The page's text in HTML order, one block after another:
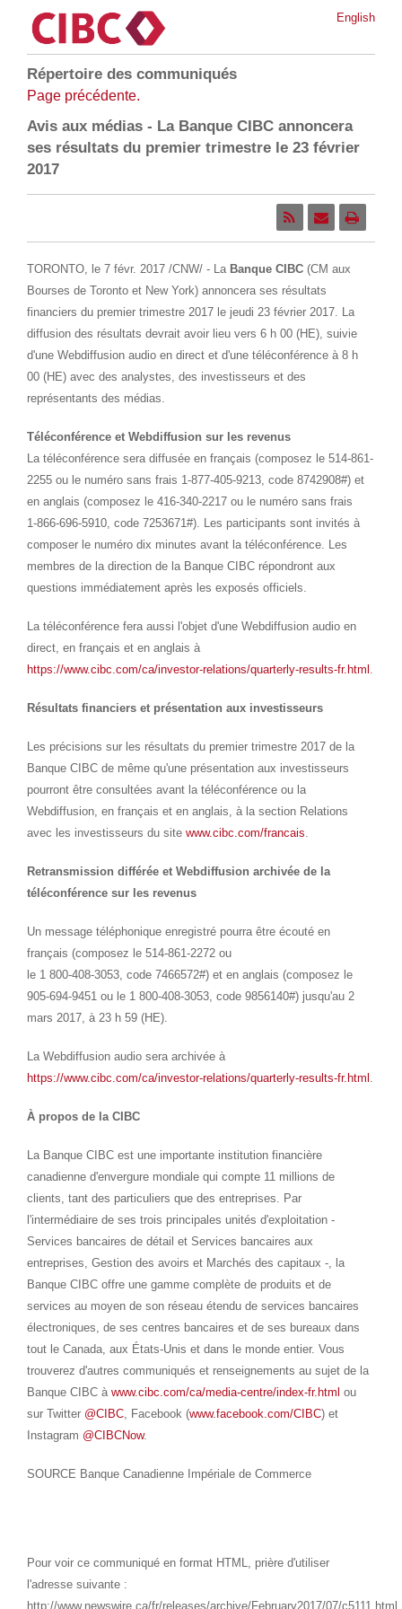
English
Répertoire des communiqués
Page précédente.
Avis aux médias - La Banque CIBC annoncera
ses résultats du premier trimestre le 23 février
2017
TORONTO, le 7 févr. 2017 /CNW/ - La Banque CIBC (CM aux
Bourses deToronto et New York) annoncera ses résultats
financiers du premier trimestre 2017 le jeudi 23 février 2017. La
diffusion des résultats devrait avoir lieu vers 6 h 00 (HE), suivie
d'une Webdiffusion audio en direct et d'une téléconférence à 8 h
00 (HE) avec des analystes, des investisseurs et des
représentants des médias.
Téléconférence et Webdiffusion sur les revenus
La téléconférence sera diffusée en français (composez le 514-861-
2255 ou le numéro sans frais 1-877-405-9213, code 8742908#) et
en anglais (composez le 416-340-2217 ou le numéro sans frais
1-866-696-5910, code 7253671#). Les participants sont invités à
composer le numéro dix minutes avant la téléconférence. Les
membres de la direction de la Banque CIBC répondront aux
questions immédiatement après les exposés officiels.
La téléconférence fera aussi l'objet d'une Webdiffusion audio en
direct, en français et en anglais à
https://www.cibc.com/ca/investor-relations/quarterly-results-fr.html .
Résultats financiers et présentation aux investisseurs
Les précisions sur les résultats du premier trimestre 2017 de la
Banque CIBC de même qu'une présentation aux investisseurs
pourront être consultées avant la téléconférence ou la
Webdiffusion, en français et en anglais, à la section Relations
avec les investisseurs du sitewww.cibc.com/francais.
Retransmission différée et Webdiffusion archivée de la
téléconférence sur les revenus
Un message téléphonique enregistré pourra être écouté en
français (composez le 514-861-2272 ou
le 1 800-408-3053, code 7466572#) et en anglais (composez le
905-694-9451 ou le 1 800-408-3053, code 9856140#) jusqu'au 2
mars 2017, à 23 h 59 (HE).
La Webdiffusion audio sera archivée à
https://www.cibc.com/ca/investor-relations/quarterly-results-fr.html .
À propos de la CIBC
La Banque CIBC est une importante institution financière
canadienne d'envergure mondiale qui compte 11 millions de
clients, tant des particuliers que des entreprises. Par
l'intermédiaire de ses trois principales unités d'exploitation -
Services bancaires de détail et Services bancaires aux
entreprises, Gestion des avoirs et Marchés des capitaux -, la
Banque CIBC offre une gamme complète de produits et de
services au moyen de son réseau étendu de services bancaires
électroniques, de ses centres bancaires et de ses bureaux dans
tout leCanada, aux États-Unis et dans le monde entier. Vous
trouverez d'autres communiqués et renseignements au sujet de la
Banque CIBC àwww.cibc.com/ca/media-centre/index-fr.html ou
sur Twitter @CIBC, Facebook (www.facebook.com/CIBC) et
Instagram @CIBCNow.
SOURCE Banque Canadienne Impériale de Commerce
Pour voir ce communiqué en format HTML, prière d'utiliser
l'adresse suivante :
http://www.newswire.ca/fr/releases/archive/February2017/07/c5111.html